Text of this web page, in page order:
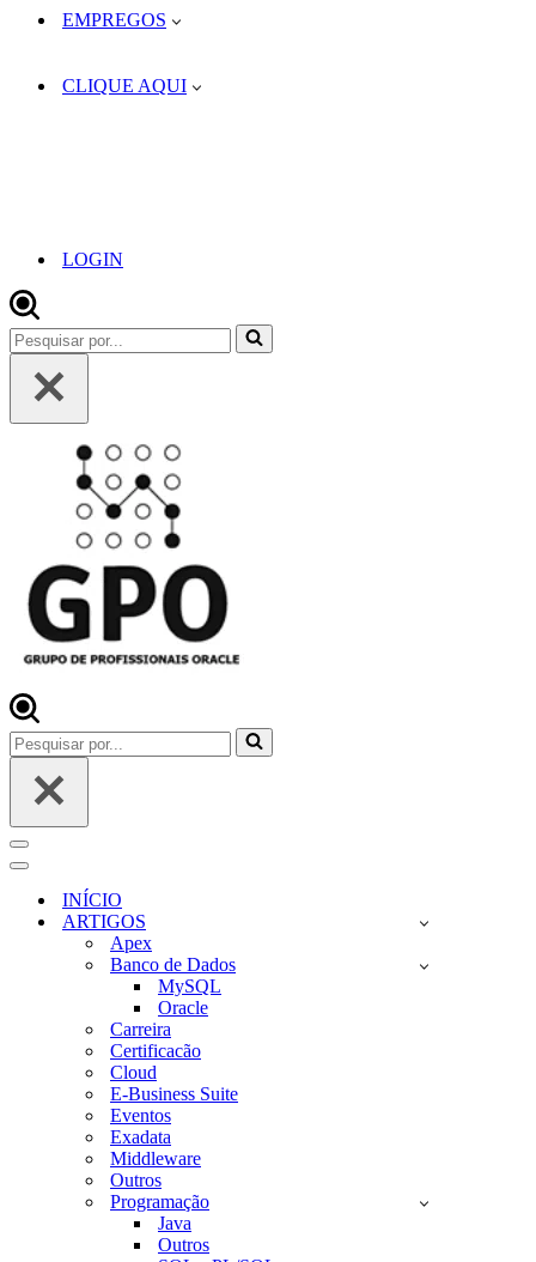
EMPREGOS
CLIQUE AQUI
LOGIN
Pesquisar
por...
Pesquisar
por...
Menu
de
navegação
Menu
navegaçãoINÍCIO
ARTIGOS
Apex
Banco de Dados
MySQL
Oracle
Carreira
Certificacão
Cloud
E-Business Suite
Eventos
Exadata
Middleware
Outros
Programação
Java
Outros